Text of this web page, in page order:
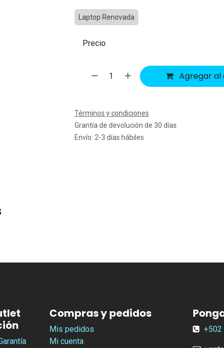
Laptop Renovada
Agregar
Precio
Términos y condiciones
Grantía de devolución de 30 días
Envío: 2-3 días hábiles
Compras y pedidos
Mis pedidos
Mi cuenta
+502